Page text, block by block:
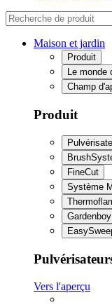
Maison et jardin
Produit
Le monde
Champ
Produit
FineCut
Système
Vers l'aperçu